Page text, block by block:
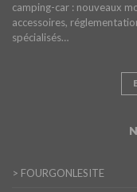
camping-car : nouveaux
accessoires,
spécialisés…
> FOURGONLESITE